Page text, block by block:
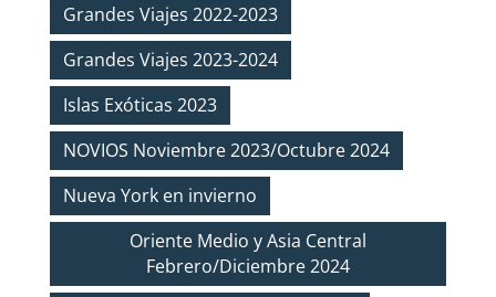
Grandes Viajes 2022-2023
Grandes Viajes 2023-2024
Islas Exóticas 2023
NOVIOS Noviembre 2023/Octubre 2024
Nueva York en invierno
Oriente Medio y Asia Central
Febrero/Diciembre 2024